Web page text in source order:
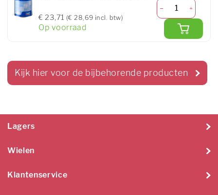
€ 23,71 (€ 28,69 incl. btw)
Op voorraad
Kijk hier voor de bijbehorende producten
Lagers
Wielen
Klantenservice